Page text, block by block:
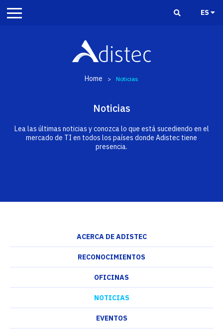
ES
Home > Noticias
Noticias
Lea las últimas noticias y conozca lo que está sucediendo en el
mercado de TI en todos los países donde Adistec tiene
presencia.
ACERCA DE ADISTEC
RECONOCIMIENTOS
OFICINAS
NOTICIAS
EVENTOS